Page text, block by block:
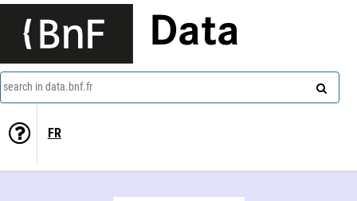
Data
search in data.bnf.fr
FR